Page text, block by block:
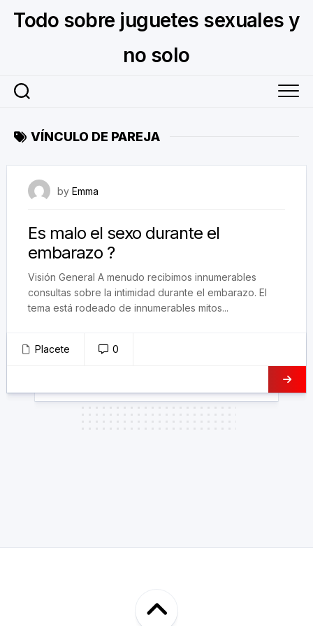
Todo sobre juguetes sexuales y
no solo
VÍNCULO DE PAREJA
by Emma
Es malo el sexo durante el
embarazo ?
Visión General A menudo recibimos innumerables
consultas sobre la intimidad durante el embarazo. El
tema está rodeado de innumerables mitos...
Placete 0